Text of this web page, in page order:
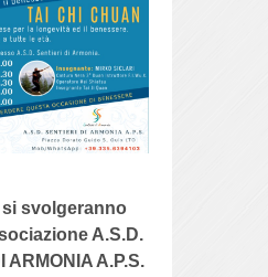
si svolgeranno
A.S.D.
ARMONIA A.P.S.